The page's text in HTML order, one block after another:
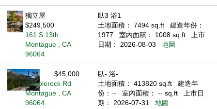
獨立屋
$249,500
161 S 13th
Montague , CA
96064
臥3 浴1
土地面積： 7494 sq.ft
建造年份：
1977
室內面積： 1008 sq.ft
上市
日期： 2026-08-03
地圖
土地
$45,000
0 Tablerock Rd
Montague , CA
96064
臥- 浴-
土地面積： 413820 sq.ft
建造年
份：--
室內面積： -- sq.ft
上市日
期： 2026-07-31
地圖